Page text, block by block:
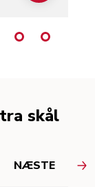
skål
NÆSTE